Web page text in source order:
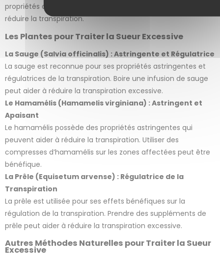
propriétés astringentes et régulatrices qui peuvent aider à
réduire la transpiration.
Les Plantes pour Traiter la Sueur Excessive
La Sauge (Salvia officinalis) : Astringente et Régulatrice
La sauge est reconnue pour ses propriétés astringentes et
régulatrices de la transpiration. Boire une infusion de sauge
peut aider à réduire la transpiration excessive.
Le Hamamélis (Hamamelis virginiana) : Astringent et
Apaisant
Le hamamélis possède des propriétés astringentes qui
peuvent aider à réduire la transpiration. Utiliser des
compresses d’hamamélis sur les zones affectées peut être
bénéfique.
La Prêle (Equisetum arvense) : Régulatrice de la
Transpiration
La prêle est utilisée pour ses effets bénéfiques sur la
régulation de la transpiration. Prendre des suppléments de
prêle peut aider à réduire la transpiration excessive.
Autres Méthodes Naturelles pour Traiter la Sueur
Excessive
1 avis